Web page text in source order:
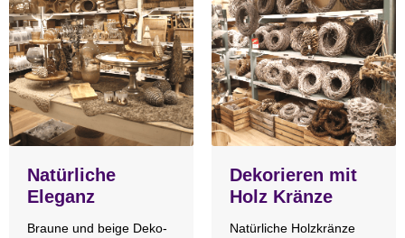
Natürliche
Eleganz
Braune und beige Deko-
Dekorieren mit
Holz Kränze
Natürliche Holzkränze